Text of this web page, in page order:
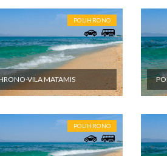
POLIHRONO
VILA MATAMIS
POLIHRONO